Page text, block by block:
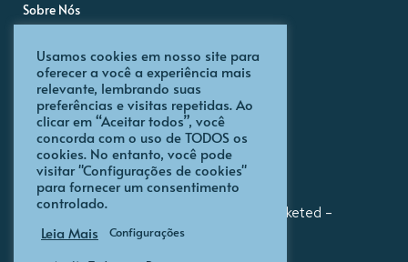
Sobre Nós
Portfólio
Políticas de Privacidade
Todos os direitos reservados. Agência Marketed –
Marketing e Publicidade
Usamos cookies em nosso site para
oferecer a você a experiência mais
relevante, lembrando suas
preferências e visitas repetidas. Ao
clicar em “Aceitar todos”, você
concorda com o uso de TODOS os
cookies. No entanto, você pode
visitar "Configurações de cookies"
para fornecer um consentimento
controlado.
Leia Mais
Configurações